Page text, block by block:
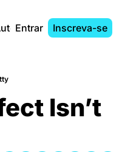
Entrar Inscreva-se
Isn’t